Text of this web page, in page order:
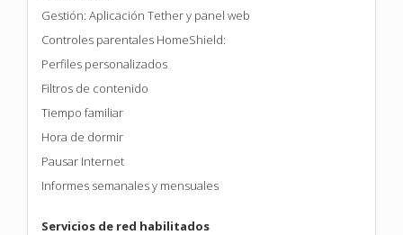
Gestión: Aplicación Tether y panel web
Controles parentales HomeShield:
Perfiles personalizados
Filtros de contenido
Tiempo familiar
Hora de dormir
Pausar Internet
Informes semanales y mensuales
Servicios de red habilitados